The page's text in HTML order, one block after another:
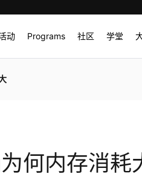
动 Programs 社区 学堂
何内存消耗